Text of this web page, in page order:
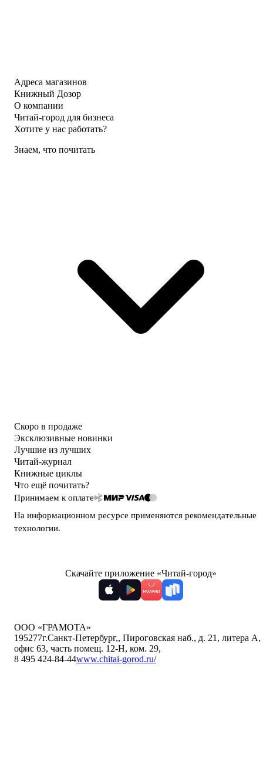
Адреса магазинов
Книжный Дозор
О компании
Читай-город для бизнеса
Хотите у нас работать?
Знаем, что почитать
Скоро в продаже
Эксклюзивные новинки
Лучшие из лучших
Читай-журнал
Книжные циклы
Что ещё почитать?
Принимаем к оплате
На информационном ресурсе применяются рекомендательные
технологии.
Скачайте приложение «Читай-город»
ООО «ГРАМОТА»
195277г.Санкт-Петербург,, Пироговская наб., д. 21, литера А,
офис 63, часть помещ. 12-Н, ком. 29,
8 495 424-84-44www.chitai-gorod.ru/